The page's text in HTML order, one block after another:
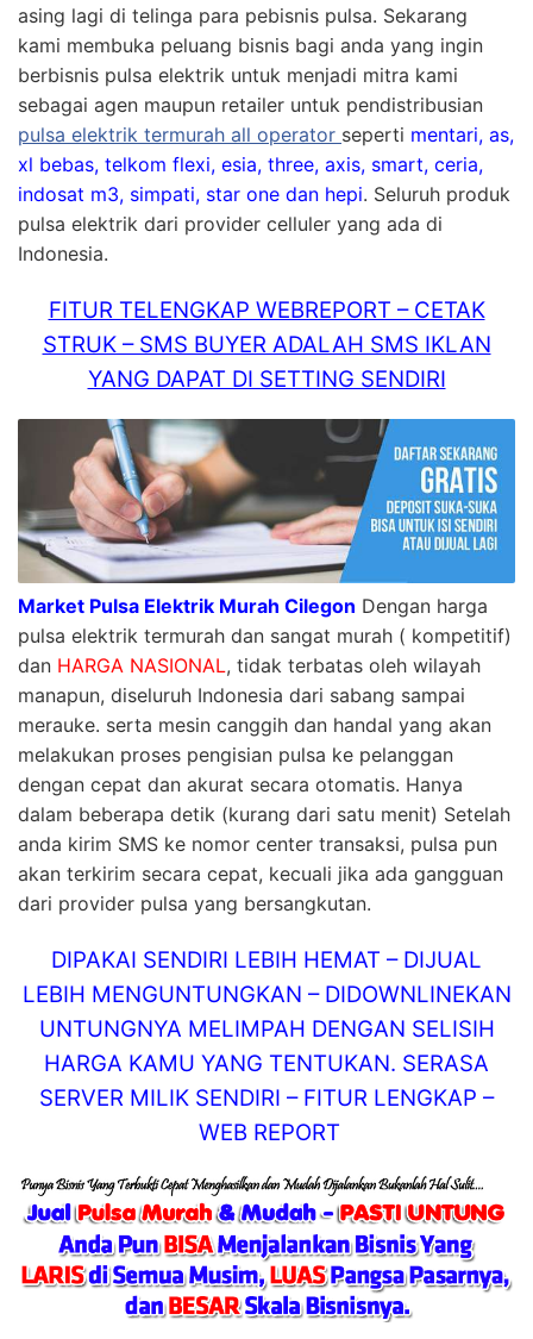
asing lagi di telinga para pebisnis pulsa. Sekarang
kami membuka peluang bisnis bagi anda yang ingin
berbisnis pulsa elektrik untuk menjadi mitra kami
sebagai agen maupun retailer untuk pendistribusian
pulsa elektrik termurah all operator seperti mentari, as,
xl bebas, telkom flexi, esia, three, axis, smart, ceria,
indosat m3, simpati, star one dan hepi. Seluruh produk
pulsa elektrik dari provider celluler yang ada di
Indonesia.
FITUR TELENGKAP WEBREPORT – CETAK
STRUK – SMS BUYER ADALAH SMS IKLAN
YANG DAPAT DI SETTING SENDIRI
Market Pulsa Elektrik Murah Cilegon Dengan harga
pulsa elektrik termurah dan sangat murah ( kompetitif)
dan HARGA NASIONAL, tidak terbatas oleh wilayah
manapun, diseluruh Indonesia dari sabang sampai
merauke. serta mesin canggih dan handal yang akan
melakukan proses pengisian pulsa ke pelanggan
dengan cepat dan akurat secara otomatis. Hanya
dalam beberapa detik (kurang dari satu menit) Setelah
anda kirim SMS ke nomor center transaksi, pulsa pun
akan terkirim secara cepat, kecuali jika ada gangguan
dari provider pulsa yang bersangkutan.
DIPAKAI SENDIRI LEBIH HEMAT – DIJUAL
LEBIH MENGUNTUNGKAN – DIDOWNLINEKAN
UNTUNGNYA MELIMPAH DENGAN SELISIH
HARGA KAMU YANG TENTUKAN. SERASA
SERVER MILIK SENDIRI – FITUR LENGKAP –
WEB REPORT